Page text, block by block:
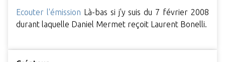
Ecouter l'émission Là-bas si j'y suis du 7 février 2008
durant laquelle Daniel Mermet reçoit Laurent Bonelli.